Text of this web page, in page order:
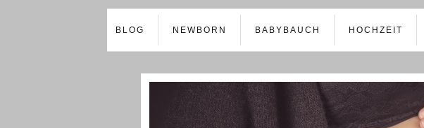
BLOG NEWBORN BABYBAUCH HOCHZEIT